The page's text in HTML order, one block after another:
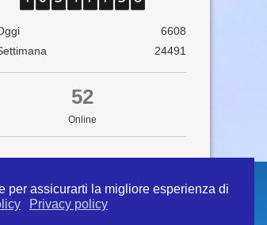
per assicurarti la migliore esperienza di
Privacy policy
6608
24491
52
Online